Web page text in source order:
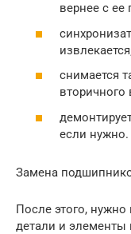
вернее с ее
снимается
вторичного
если нужно.
Замена
После этого,
детали и элементы